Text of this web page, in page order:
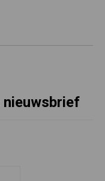
nieuwsbrief